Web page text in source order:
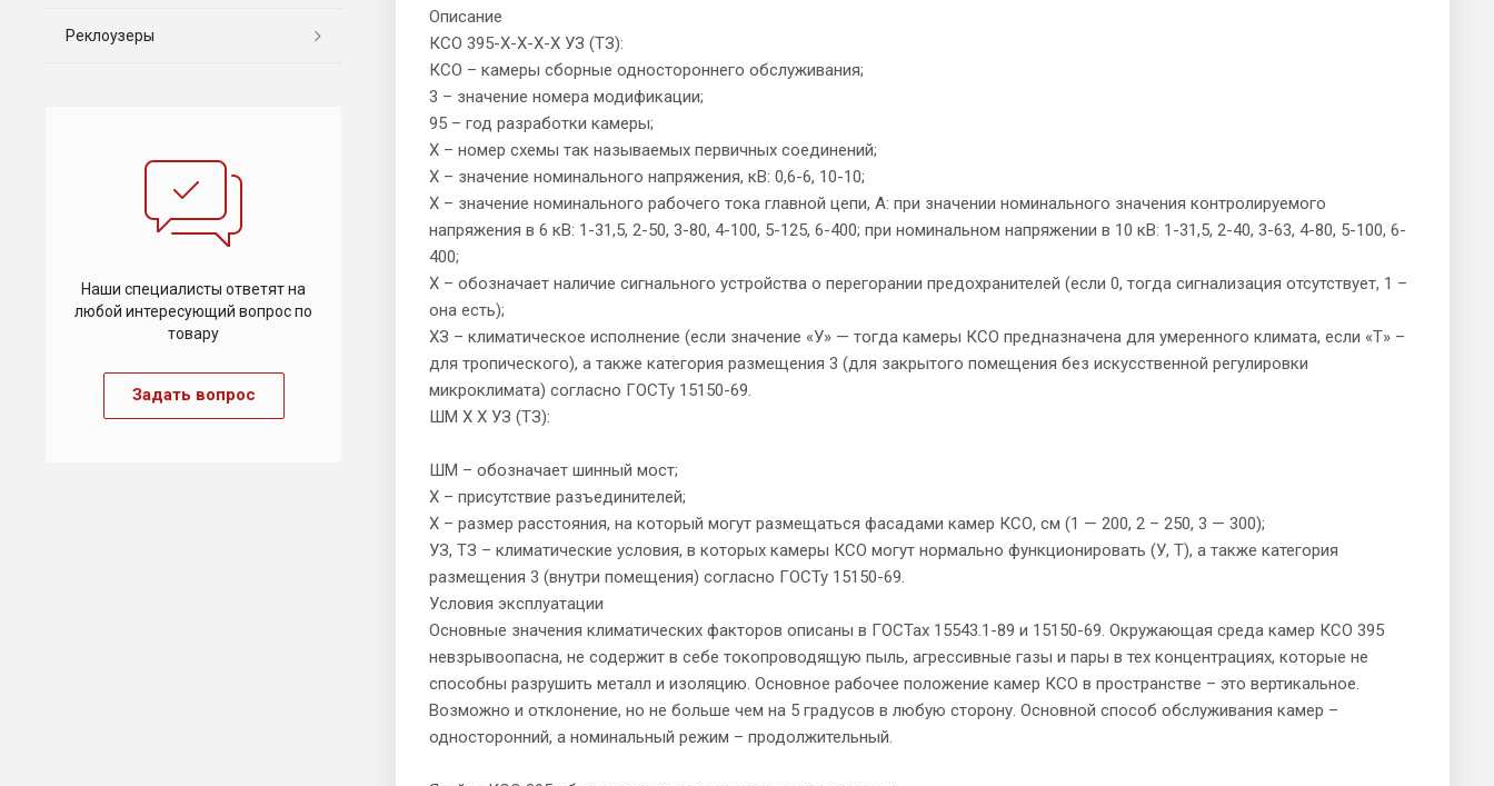
Описание
КСО 395-Х-Х-Х-Х УЗ (ТЗ):
КСО – камеры сборные одностороннего обслуживания;
3 – значение номера модификации;
95 – год разработки камеры;
Х – номер схемы так называемых первичных соединений;
Х – значение номинального напряжения, кВ: 0,6-6, 10-10;
Х – значение номинального рабочего тока главной цепи, А: при значении номинального значения контролируемого
напряжения в 6 кВ: 1-31,5, 2-50, 3-80, 4-100, 5-125, 6-400; при номинальном напряжении в 10 кВ: 1-31,5, 2-40, 3-63, 4-80, 5-100, 6-
400;
Х – обозначает наличие сигнального устройства о перегорании предохранителей (если 0, тогда сигнализация отсутствует, 1 –
она есть);
ХЗ – климатическое исполнение (если значение «У» — тогда камеры КСО предназначена для умеренного климата, если «Т» –
для тропического), а также категория размещения 3 (для закрытого помещения без искусственной регулировки
микроклимата) согласно ГОСТу 15150-69.
ШМ Х Х УЗ (ТЗ):
ШМ – обозначает шинный мост;
Х – присутствие разъединителей;
Х – размер расстояния, на который могут размещаться фасадами камер КСО, см (1 — 200, 2 – 250, 3 — 300);
УЗ, ТЗ – климатические условия, в которых камеры КСО могут нормально функционировать (У, Т), а также категория
размещения 3 (внутри помещения) согласно ГОСТу 15150-69.
Условия эксплуатации
Основные значения климатических факторов описаны в ГОСТах 15543.1-89 и 15150-69. Окружающая среда камер КСО 395
невзрывоопасна, не содержит в себе токопроводящую пыль, агрессивные газы и пары в тех концентрациях, которые не
способны разрушить металл и изоляцию. Основное рабочее положение камер КСО в пространстве – это вертикальное.
Возможно и отклонение, но не больше чем на 5 градусов в любую сторону. Основной способ обслуживания камер –
односторонний, а номинальный режим – продолжительный.
Реклоузеры
Наши специалисты ответят на
любой интересующий вопрос по
товару
Задать вопрос